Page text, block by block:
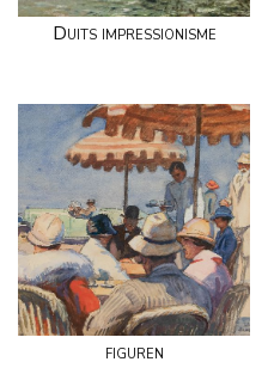
Duits impressionisme
figuren